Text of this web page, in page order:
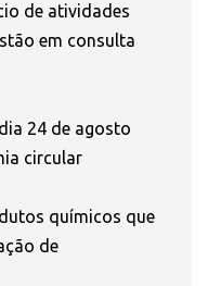
de atividades
em consulta
24 de agosto
circular
químicos que
de